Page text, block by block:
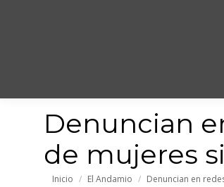
Denuncian
de mujeres
Estás aquí:
Inicio El Andamio Denuncian en